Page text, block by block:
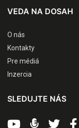
VEDA NA DOSAH
O nás
Kontakty
Pre médiá
Inzercia
SLEDUJTE NÁS